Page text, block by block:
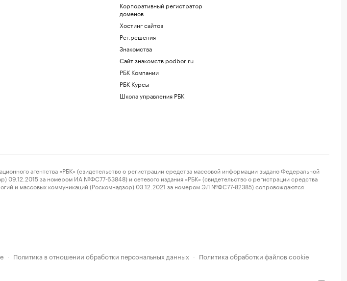
Корпоративный регистратор
доменов
Хостинг сайтов
Рег.решения
Знакомства
Сайт знакомств podbor.ru
РБК Компании
РБК Курсы
Школа управления РБК
агентства «РБК» (свидетельство о регистрации средства массовой информации выдано Федеральной
за номером ИА №ФС77-63848) и сетевого издания «РБК» (свидетельство о регистрации средства
и массовых коммуникаций (Роскомнадзор) 03.12.2021 за номером ЭЛ №ФС77-82385) сопровождаются
· Политика в отношении обработки персональных данных · Политика обработки файлов cookie